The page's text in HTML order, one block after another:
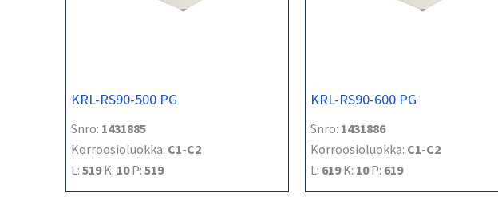
KRL-RS90-500 PG
Snro: 1431885
Korroosioluokka: C1-C2
L: 519K: 10P: 519
KRL-RS90-600 PG
Snro: 1431886
Korroosioluokka: C1-C2
L: 619K: 10P: 619